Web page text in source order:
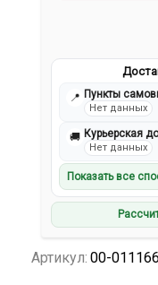
📍 Пункты
Нет данных
🚚 Курьерская
Нет данных
Показать все
Артикул: 00-